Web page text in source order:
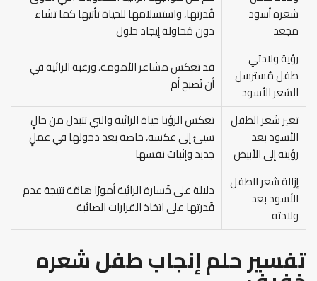
شعره أسود
مجعد
قُدرتها، واستسلامها للحياة تأتيها كما تشاء
دون مُحاولة إيجاد حلول
رؤية ولادتي
طفل مُسترسل
الشعر الأسود
قد تعكس مشاعر الأمومة، ورغبة الرائية في
أن تُصبح أم
تغير شعر الطفل
الأسود بعد
رؤيته إلى الأبيض
تعكس الرؤيا حياة الرائية والتي تتبدل من حالٍ
سيئ إلى عكسه، خاصة بعد دخولها في عملٍ
جديد وإثبات نفسها
إزالة شعر الطفل
الأسود بعد
ولادته
دلالة على خُسارة الرائية أمورًا هامّة نتيجة عدم
قُدرتها على اتخاذ القرارات الصائبة
تفسير حلم إنجاب طفل شعره